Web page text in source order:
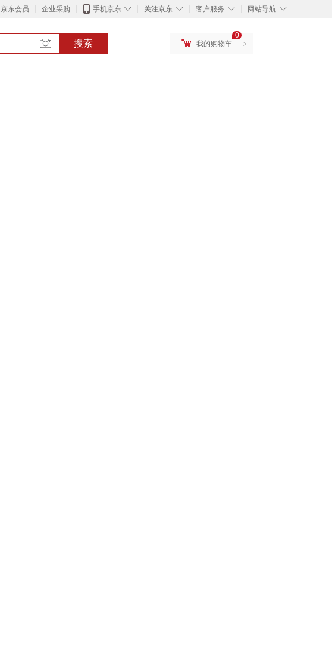
京东会员 企业采购 ◇
手机京东 ◇
关注京东 ◇
客户服务 ◇
网站导航
搜索 >
0
我的购物车